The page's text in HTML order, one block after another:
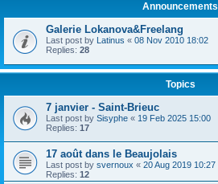
Announcements
Galerie Lokanova&Freelang
Last post by Latinus « 08 Nov 2010 18:02
Replies: 28
Topics
7 janvier - Saint-Brieuc
Last post by Sisyphe « 19 Feb 2025 15:00
Replies: 17
17 août dans le Beaujolais
Last post by svernoux « 20 Aug 2019 10:27
Replies: 12